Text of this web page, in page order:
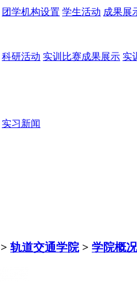
团学机构设置 学生活动 成果展
科研活动 实训比赛成果展示 实
实习新闻
> 轨道交通学院> 学院概况